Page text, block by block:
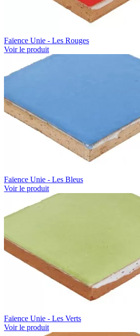
Faïence Unie - Les Rouges
Voir le produit
Faïence Unie - Les Bleus
Voir le produit
Faïence Unie - Les Verts
Voir le produit